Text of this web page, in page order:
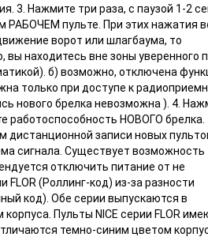
3. Нажмите три раза, с паузой 1-2
РАБОЧЕМ пульте. При этих нажатия
ворот или шлагбаума, то
находитесь вне зоны уверенного
б) возможно, отключена
только при доступе к
нового брелка невозможна ). 4.
работоспособность НОВОГО брелка.
дистанционной записи новых
сигнала. Существует возможность
отключить питание от не
FLOR (Роллинг-код) из-за разности
код). Обе серии выпускаются в
Пульты NICE серии FLOR
темно-синим цветом